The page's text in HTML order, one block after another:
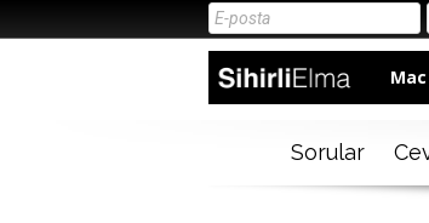
Mac
Sorular